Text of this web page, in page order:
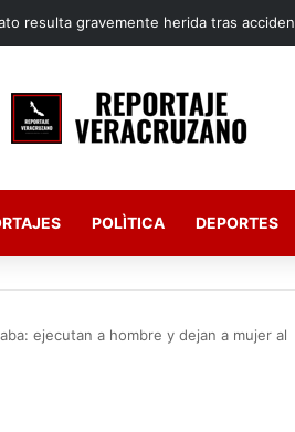
POLÌTICA DEPORTES
ejecutan a hombre y dejan a mujer al